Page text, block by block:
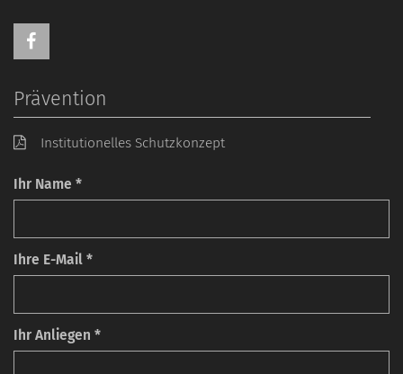
Ihr Name *
Ihre E-Mail *
Ihr Anliegen *
Prävention
Institutionelles Schutzkonzept